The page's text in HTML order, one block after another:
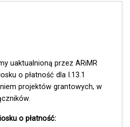
uaktualnioną przez ARiMR
o płatność dla I.13.1
projektów grantowych, w
o płatność: